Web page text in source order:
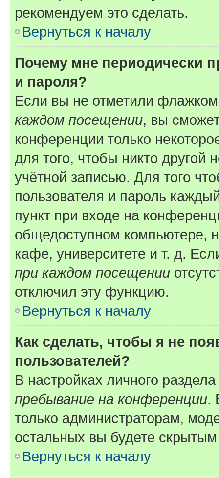
рекомендуем это сделать.
Вернуться к началу
Почему мне периодически
и пароля?
Если вы не отметили
каждом посещении, вы
конференции только
для того, чтобы никто другой
учётной записью. Для того
пользователя и пароль
пункт при входе на
общедоступном компьютере,
кафе, университете и т. д.
при каждом посещении
отключил эту функцию.
Вернуться к началу
Как сделать, чтобы я не
пользователей?
В настройках личного
пребывание на конференции.
только администраторам,
остальных вы будете
Вернуться к началу